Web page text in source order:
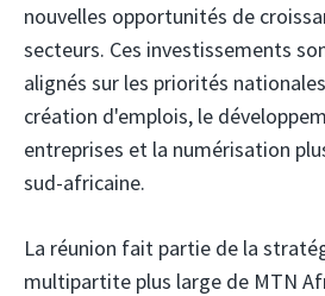
nouvelles opportunités de
secteurs. Ces investissements
alignés sur les priorités
création d'emplois, le
entreprises et la numérisation
sud-africaine.
La réunion fait partie de la
multipartite plus large de MTN